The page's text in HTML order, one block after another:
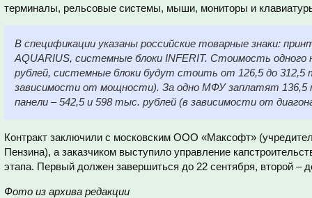
терминалы, рельсовые системы, мыши, мониторы и
В спецификации указаны российские товарные знаки:
AQUARIUS, системные блоки INFERIT. Стоимость
рублей, системные блоки будут стоить от 126,5 до 312,5
зависимости от мощности). За одно МФУ заплатят 136,5
панели – 542,5 и 598 тыс. рублей (в зависимости от
Контракт заключили с московским ООО «Максофт»
Пензина), а заказчиком выступило управление
этапа. Первый должен завершиться до 22 сентября, второй –
Фото из архива редакции